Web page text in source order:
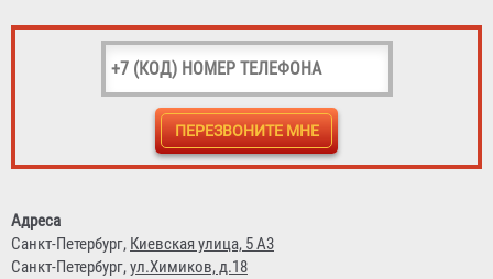
Договорная
Адреса
Санкт-Петербург, Киевская улица, 5 А3
Санкт-Петербург,ул.Химиков, д.18